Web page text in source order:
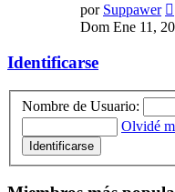
por Suppawer
Dom Ene 11,
Identificarse
Nombre de Usuario:
Olvidé